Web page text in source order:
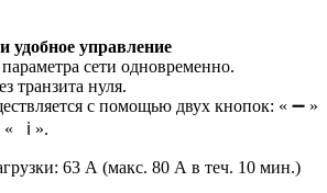
удобное управление
сети одновременно.
транзита нуля.
с помощью двух кнопок: « ➖ »
« ℹ️ ».
63 А (макс. 80 А в теч. 10 мин.)